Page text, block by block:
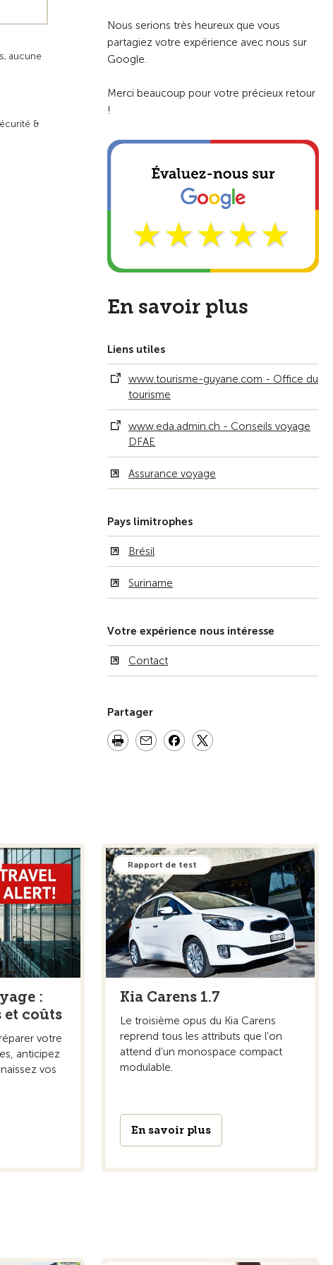
aucune
&
Nous serions très heureux que vous
partagiez votre expérience avec nous sur
Google.
Merci beaucoup pour votre précieux retour
!
En savoir plus
Liens utiles
www.tourisme-guyane.com - Office du
tourisme
www.eda.admin.ch - Conseils voyage
DFAE
Assurance voyage
Pays limitrophes
Brésil
Suriname
Votre expérience nous intéresse
Contact
Partager
:
et coûts
votre
anticipez
vos
Rapport de test
Kia Carens 1.7
Le troisième opus du Kia Carens
reprend tous les attributs que l’on
attend d’un monospace compact
modulable.
En savoir plus